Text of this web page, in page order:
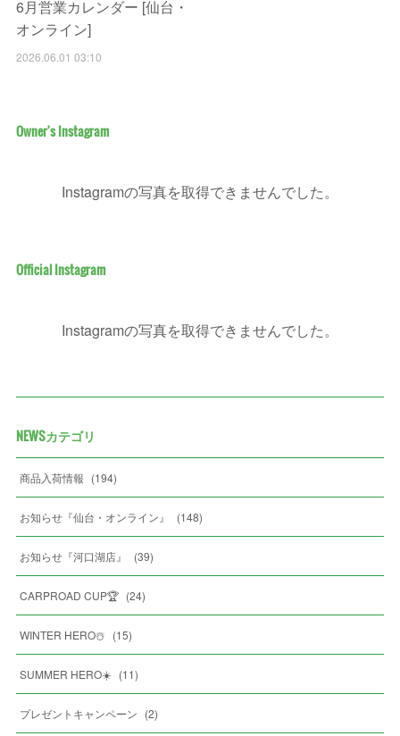
6月営業カレンダー [仙台・
オンライン]
2026.06.01 03:10
Owner's Instagram
Instagramの写真を取得できませんでした。
Official Instagram
Instagramの写真を取得できませんでした。
NEWSカテゴリ
商品入荷情報 (194)
お知らせ『仙台・オンライン』 (148)
お知らせ『河口湖店』 (39)
CARPROAD CUP🏆 (24)
WINTER HERO☃️ (15)
SUMMER HERO☀️ (11)
プレゼントキャンペーン (2)